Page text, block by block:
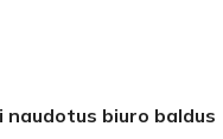
biuro baldus